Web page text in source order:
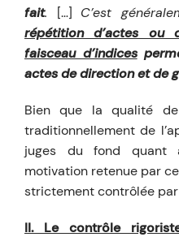
fait. […] C’est
répétition d’actes
faisceau d’indices
actes de direction et de
Bien que la qualité
traditionnellement de
juges du fond quant
motivation retenue par
strictement contrôlée
II. Le contrôle